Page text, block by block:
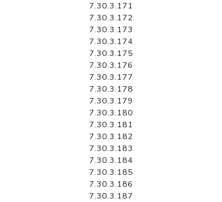
7.30.3.171
7.30.3.172
7.30.3.173
7.30.3.174
7.30.3.175
7.30.3.176
7.30.3.177
7.30.3.178
7.30.3.179
7.30.3.180
7.30.3.181
7.30.3.182
7.30.3.183
7.30.3.184
7.30.3.185
7.30.3.186
7.30.3.187